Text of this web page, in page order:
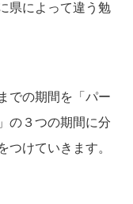
県によって違う勉
での期間を「パー
の３つの期間に分
つけていきます。